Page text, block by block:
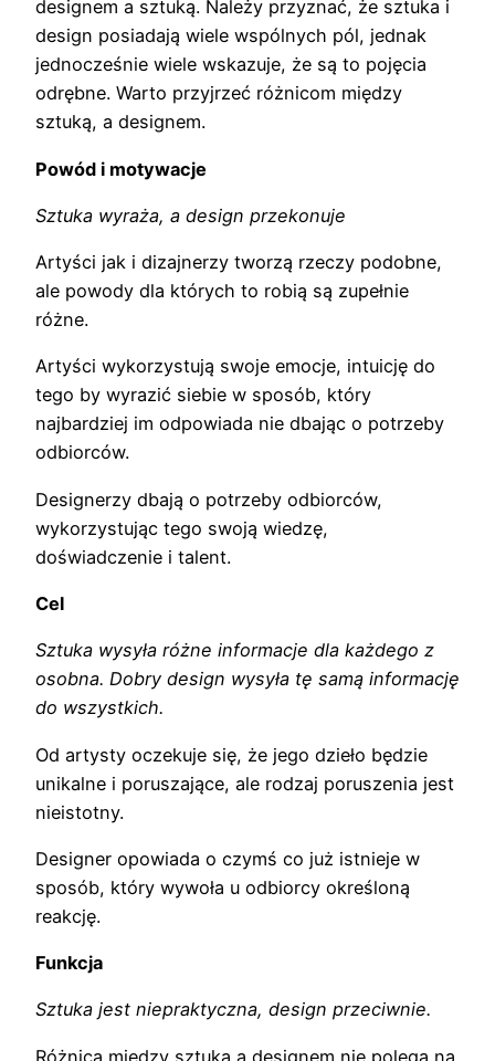
designem a sztuką. Należy przyznać, że sztuka i
design posiadają wiele wspólnych pól, jednak
jednocześnie wiele wskazuje, że są to pojęcia
odrębne. Warto przyjrzeć różnicom między
sztuką, a designem.
Powód i motywacje
Sztuka wyraża, a design przekonuje
Artyści jak i dizajnerzy tworzą rzeczy podobne,
ale powody dla których to robią są zupełnie
różne.
Artyści wykorzystują swoje emocje, intuicję do
tego by wyrazić siebie w sposób, który
najbardziej im odpowiada nie dbając o potrzeby
odbiorców.
Designerzy dbają o potrzeby odbiorców,
wykorzystując tego swoją wiedzę,
doświadczenie i talent.
Cel
Sztuka wysyła różne informacje dla każdego z
osobna. Dobry design wysyła tę samą informację
do wszystkich.
Od artysty oczekuje się, że jego dzieło będzie
unikalne i poruszające, ale rodzaj poruszenia jest
nieistotny.
Designer opowiada o czymś co już istnieje w
sposób, który wywoła u odbiorcy określoną
reakcję.
Funkcja
Sztuka jest niepraktyczna, design przeciwnie.
Różnica między sztuką a designem nie polega na